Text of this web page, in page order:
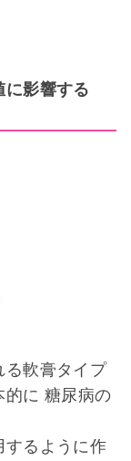
に影響する
る軟膏タイプ
的に 糖尿病の
するように作